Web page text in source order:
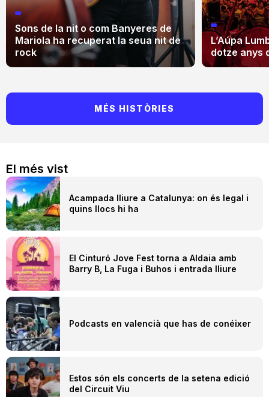
El més vist
Acampada lliure a Catalunya: on és legal i
quins llocs hi ha
El Cinturó Jove Fest torna a Aldaia amb
Barry B, La Fuga i Buhos i entrada lliure
Podcasts en valencià que has de conéixer
Estos són els concerts de la setena edició
del Circuit Viu
Sons de la nit o com Banyeres de
Mariola ha recuperat la seua nit de
rock
L’Aúpa
dotze anys
MÉS HISTÒRIES